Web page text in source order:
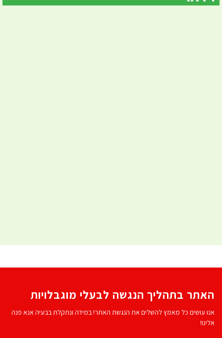
האתר בתהליך הנגשה לבעלי מוגבלויות
אנו עושים כל מאמץ להשלים את הנגשת האתר! במידה ונתקלת בבעיה אנא פנה
אלינו!